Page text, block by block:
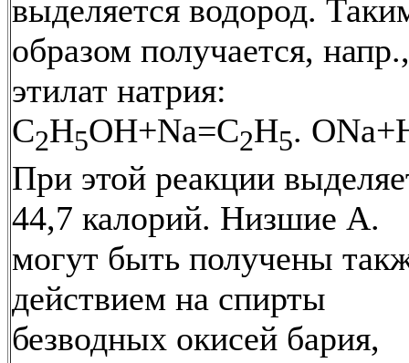
выделяется водород.
образом получается, напр.,
этилат натрия:
C2H5OH+Na=C2H5.
При этой реакции
44,7 калорий. Низшие А.
могут быть получены
действием на спирты
безводных окисей бария,